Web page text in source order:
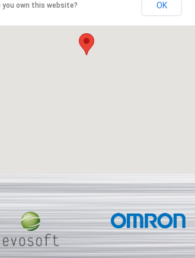
you own this website? OK